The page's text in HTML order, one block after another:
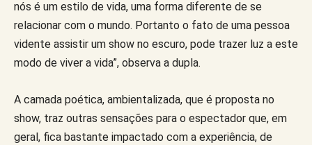
nós é um estilo de vida, uma forma diferente de se
relacionar com o mundo. Portanto o fato de uma pessoa
vidente assistir um show no escuro, pode trazer luz a este
modo de viver a vida”, observa a dupla.
A camada poética, ambientalizada, que é proposta no
show, traz outras sensações para o espectador que, em
geral, fica bastante impactado com a experiência, de